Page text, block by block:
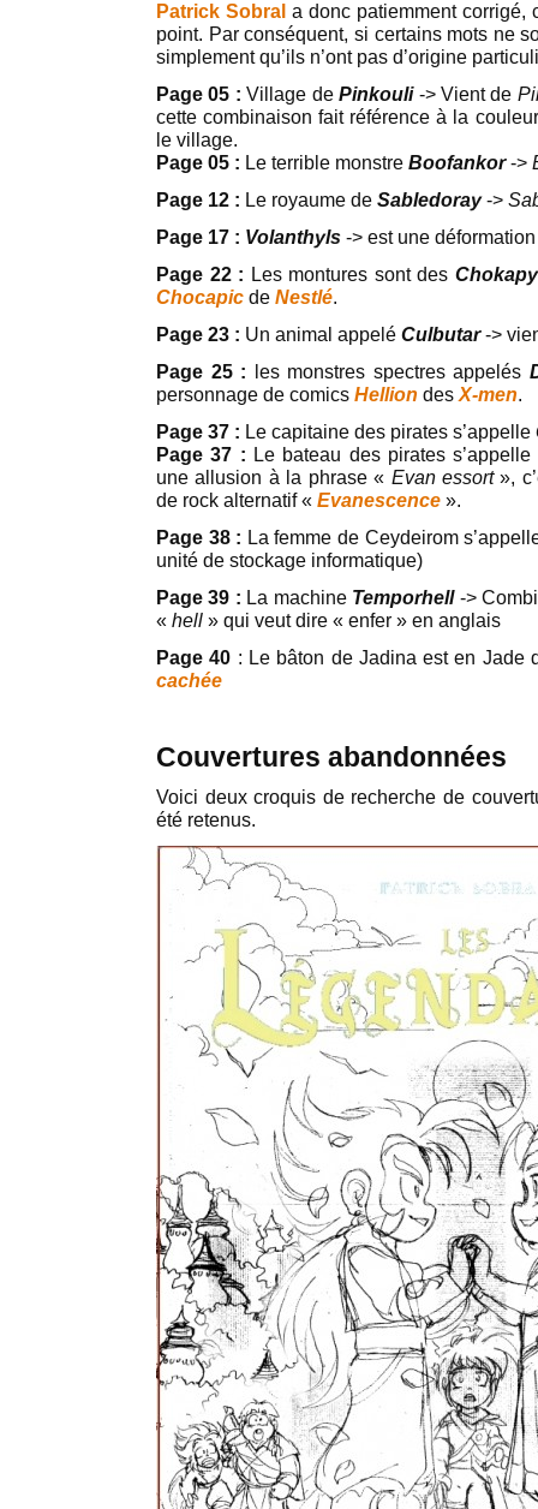
Patrick Sobral a donc patiemment corrigé,
point. Par conséquent, si certains mots ne
simplement qu’ils n’ont pas d’origine
Page 05 :Village dePinkouli-> Vient de
cette combinaison fait référence à la
le village.
Page 05 : Le terrible monstre Boofankor->
Page 12 : Le royaume de Sabledoray->
Page 17 : Volanthyls -> est une
Page 22 : Les montures sont des
Chocapic de Nestlé.
Page 23 : Un animal appelé Culbutar->
Page 25 : les monstres spectres appelés
personnage de comics Hellion des X-men.
Page 37 : Le capitaine des pirates s’appelle
Page 37 : Le bateau des pirates s’appelle
une allusion à la phrase « Evan essort»,
de rock alternatif « Evanescence ».
Page 38 : La femme de Ceydeirom
unité de stockage informatique)
Page 39 : La machine Temporhell->
« hell » qui veut dire « enfer » en anglais
Page 40 : Le bâton de Jadina est en Jade
cachée
Couvertures abandonnées
Voici deux croquis de recherche de
été retenus.